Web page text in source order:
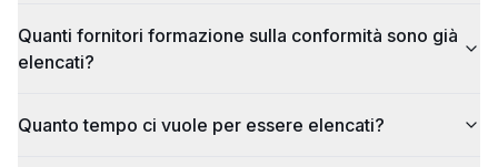
Quanti fornitori formazione sulla conformità sono già
elencati?
Quanto tempo ci vuole per essere elencati?